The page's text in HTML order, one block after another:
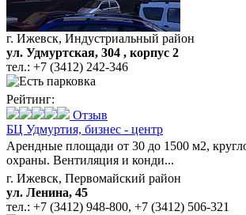
г. Ижевск, Индустриальный район
ул. Удмуртская, 304 , корпус 2
тел.: +7 (3412) 242-346
Рейтинг:
Отзыв
БЦ Удмуртия, бизнес - центр
Арендные площади от 30 до 1500 м2,
охраны. Вентиляция и конди...
г. Ижевск, Первомайский район
ул. Ленина, 45
тел.: +7 (3412) 948-800, +7 (3412) 506-321